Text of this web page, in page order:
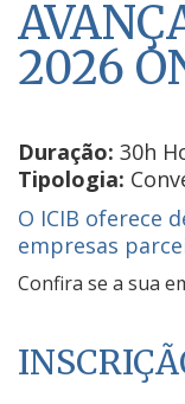
2026
Duração: 30h
Tipologia:
O ICIB oferece
empresas
Confira se a sua